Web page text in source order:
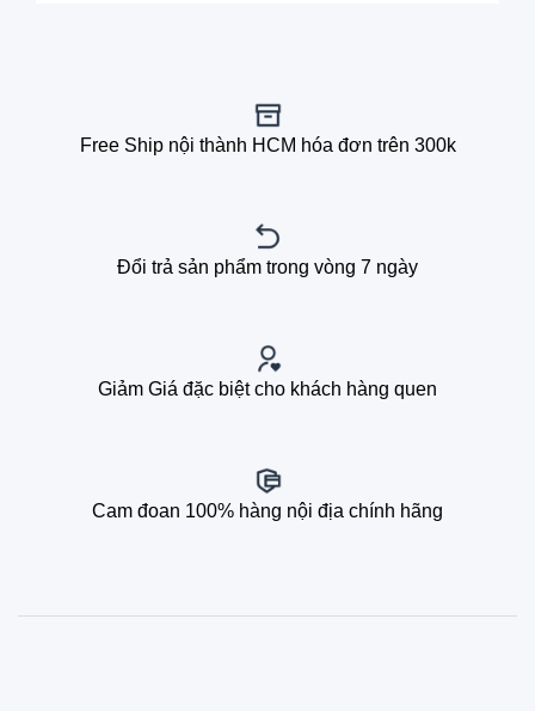
Free Ship nội thành HCM hóa đơn trên 300k
Đổi trả sản phẩm trong vòng 7 ngày
Giảm Giá đặc biệt cho khách hàng quen
Cam đoan 100% hàng nội địa chính hãng